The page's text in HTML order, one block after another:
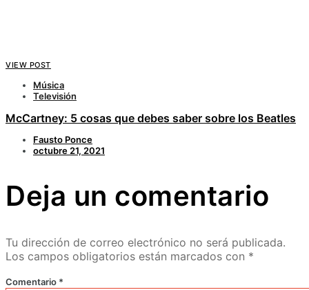
VIEW POST
Música
Televisión
McCartney: 5 cosas que debes saber sobre los Beatles
Fausto Ponce
octubre 21, 2021
Deja un comentario
Tu dirección de correo electrónico no será publicada.
Los campos obligatorios están marcados con *
Comentario *